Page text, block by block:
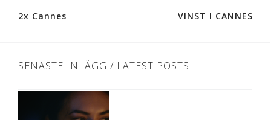
Post
2x Cannes VINST I CANNES
SENASTE INLÄGG / LATEST POSTS